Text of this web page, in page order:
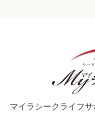
マイラシークライフ